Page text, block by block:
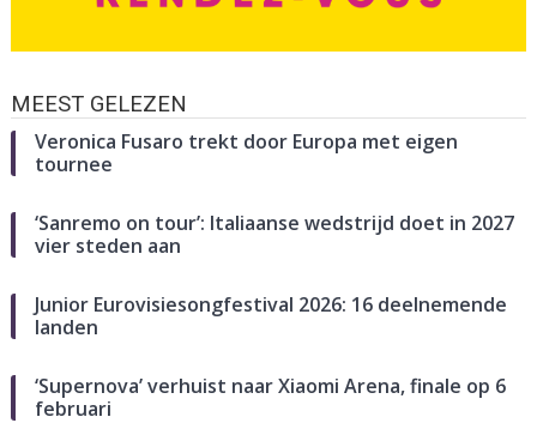
MEEST GELEZEN
Veronica Fusaro trekt door Europa met eigen
tournee
‘Sanremo on tour’: Italiaanse wedstrijd doet in 2027
vier steden aan
Junior Eurovisiesongfestival 2026: 16 deelnemende
landen
‘Supernova’ verhuist naar Xiaomi Arena, finale op 6
februari